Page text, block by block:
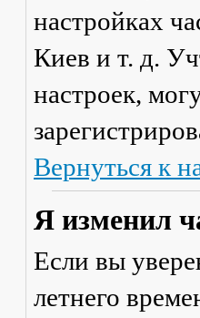
настройках
Киев и т. д.
настроек,
Вернуться к
Я изменил
Если вы
летнего